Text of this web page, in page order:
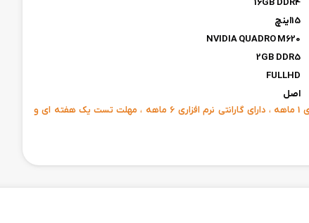
اصل
دارای گارانتی سخت افزاری 1 ماهه ، دارای گارانتی نرم افزاری 6 ماهه ، مهلت تست یک هفته ای و